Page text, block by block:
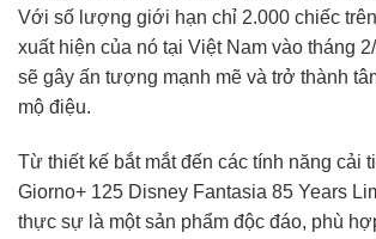
Với số lượng giới hạn chỉ 2.000 chiếc
xuất hiện của nó tại Việt Nam vào tháng
sẽ gây ấn tượng mạnh mẽ và trở thành
mộ điệu.
Từ thiết kế bắt mắt đến các tính năng cải
Giorno+ 125 Disney Fantasia 85 Years
thực sự là một sản phẩm độc đáo, phù